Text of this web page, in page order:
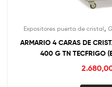
Expositores puerta de cristal,
ARMARIO 4 CARAS DE
400 G TN TECFRIGO